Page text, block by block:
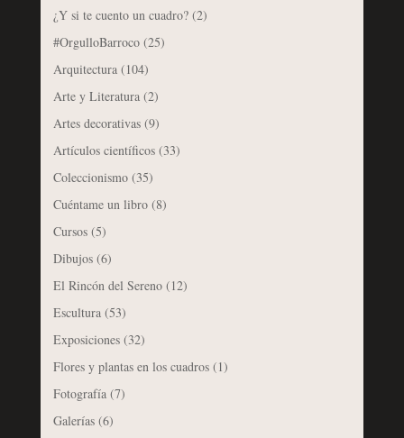
¿Y si te cuento un cuadro?(2)
#OrgulloBarroco(25)
Arquitectura(104)
Arte y Literatura(2)
Artes decorativas(9)
Artículos científicos(33)
Coleccionismo(35)
Cuéntame un libro(8)
Cursos(5)
Dibujos(6)
El Rincón del Sereno(12)
Escultura(53)
Exposiciones(32)
Flores y plantas en los cuadros(1)
Fotografía(7)
Galerías(6)